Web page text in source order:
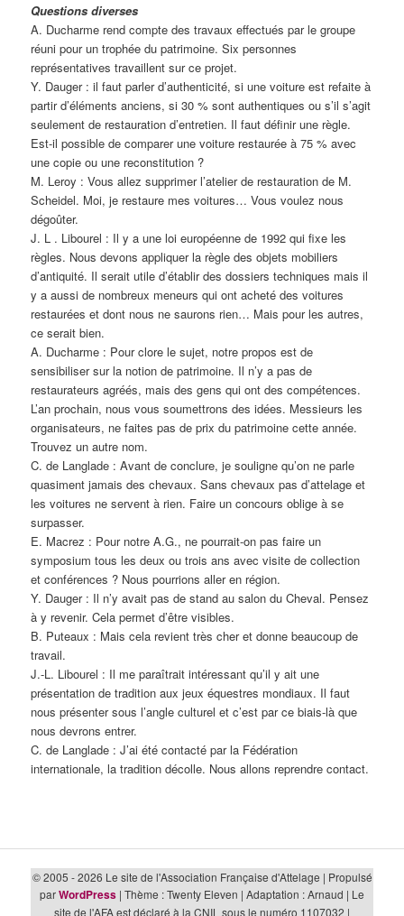
Questions diverses
A. Ducharme rend compte des travaux effectués par le groupe
réuni pour un trophée du patrimoine. Six personnes
représentatives travaillent sur ce projet.
Y. Dauger : il faut parler d’authenticité, si une voiture est refaite à
partir d’éléments anciens, si 30 % sont authentiques ou s’il s’agit
seulement de restauration d’entretien. Il faut définir une règle.
Est-il possible de comparer une voiture restaurée à 75 % avec
une copie ou une reconstitution ?
M. Leroy : Vous allez supprimer l’atelier de restauration de M.
Scheidel. Moi, je restaure mes voitures… Vous voulez nous
dégoûter.
J. L . Libourel : Il y a une loi européenne de 1992 qui fixe les
règles. Nous devons appliquer la règle des objets mobiliers
d’antiquité. Il serait utile d’établir des dossiers techniques mais il
y a aussi de nombreux meneurs qui ont acheté des voitures
restaurées et dont nous ne saurons rien… Mais pour les autres,
ce serait bien.
A. Ducharme : Pour clore le sujet, notre propos est de
sensibiliser sur la notion de patrimoine. Il n’y a pas de
restaurateurs agréés, mais des gens qui ont des compétences.
L’an prochain, nous vous soumettrons des idées. Messieurs les
organisateurs, ne faites pas de prix du patrimoine cette année.
Trouvez un autre nom.
C. de Langlade : Avant de conclure, je souligne qu’on ne parle
quasiment jamais des chevaux. Sans chevaux pas d’attelage et
les voitures ne servent à rien. Faire un concours oblige à se
surpasser.
E. Macrez : Pour notre A.G., ne pourrait-on pas faire un
symposium tous les deux ou trois ans avec visite de collection
et conférences ? Nous pourrions aller en région.
Y. Dauger : Il n’y avait pas de stand au salon du Cheval. Pensez
à y revenir. Cela permet d’être visibles.
B. Puteaux : Mais cela revient très cher et donne beaucoup de
travail.
J.-L. Libourel : Il me paraîtrait intéressant qu’il y ait une
présentation de tradition aux jeux équestres mondiaux. Il faut
nous présenter sous l’angle culturel et c’est par ce biais-là que
nous devrons entrer.
C. de Langlade : J’ai été contacté par la Fédération
internationale, la tradition décolle. Nous allons reprendre contact.
© 2005 - 2026 Le site de l'Association Française d'Attelage | Propulsé
parWordPress | Thème : Twenty Eleven | Adaptation : Arnaud | Le
site de l'AFA est déclaré à la CNIL sous le numéro 1107032 |